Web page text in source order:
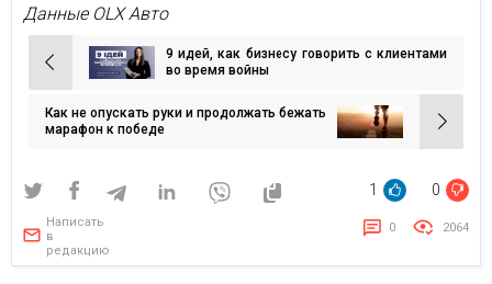
Данные OLX Авто
Навигация
по
записям
9 идей, как бизнесу говорить с клиентами
во время войны
Как не опускать руки и продолжать бежать
марафон к победе
1 0
Написать
в
редакцию
0 2064